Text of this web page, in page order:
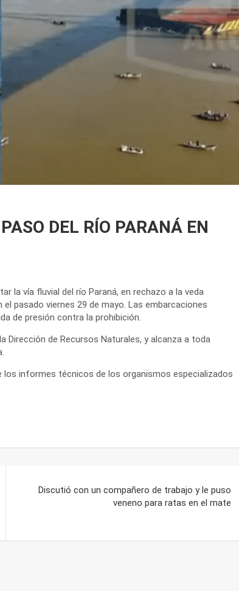
DEL RÍO PARANÁ EN
la vía fluvial del río Paraná, en rechazo a la veda
pasado viernes 29 de mayo. Las embarcaciones
de presión contra la prohibición.
Dirección de Recursos Naturales, y alcanza a toda
informes técnicos de los organismos especializados
Discutió con un compañero de trabajo y le puso
veneno para ratas en el mate